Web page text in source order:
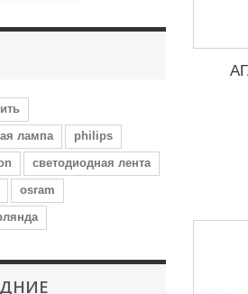
лампа
philips
светодиодная лента
osram